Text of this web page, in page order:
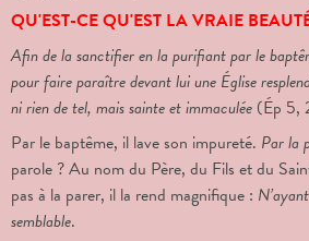
QU'EST-CE QU'EST LA VRAIE
Afin de la sanctifier en la purifiant par le
pour faire paraître devant lui une Église
ni rien de tel, mais sainte et immaculée (Ép 5,
Par le baptême, il lave son impureté. Par la
parole ? Au nom du Père, du Fils et du
pas à la parer, il la rend magnifique :
semblable.